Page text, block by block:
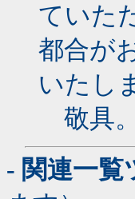
ていた
都合が
いたし
敬具。
- 関連一覧